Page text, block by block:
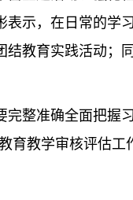
表示，在日常的学
结教育实践活动 ；
整准确全面把
育教学审核评估